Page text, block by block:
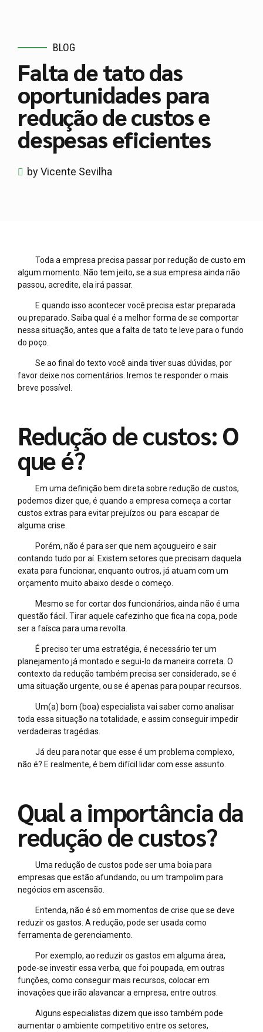
BLOG
Falta de tato das
oportunidades para
redução de custos e
despesas eficientes
by Vicente Sevilha
Toda a empresa precisa passar por redução de custo em
algum momento. Não tem jeito, se a sua empresa ainda não
passou, acredite, ela irá passar.
E quando isso acontecer você precisa estar preparada
ou preparado. Saiba qual é a melhor forma de se comportar
nessa situação, antes que a falta de tato te leve para o fundo
do poço.
Se ao final do texto você ainda tiver suas dúvidas, por
favor deixe nos comentários. Iremos te responder o mais
breve possível.
Redução de custos: O
que é?
Em uma definição bem direta sobre redução de custos,
podemos dizer que, é quando a empresa começa a cortar
custos extras para evitar prejuízos ou para escapar de
alguma crise.
Porém, não é para ser que nem açougueiro e sair
contando tudo por aí. Existem setores que precisam daquela
exata para funcionar, enquanto outros, já atuam com um
orçamento muito abaixo desde o começo.
Mesmo se for cortar dos funcionários, ainda não é uma
questão fácil. Tirar aquele cafezinho que fica na copa, pode
ser a faísca para uma revolta.
É preciso ter uma estratégia, é necessário ter um
planejamento já montado e segui-lo da maneira correta. O
contexto da redução também precisa ser considerado, se é
uma situação urgente, ou se é apenas para poupar recursos.
Um(a) bom (boa) especialista vai saber como analisar
toda essa situação na totalidade, e assim conseguir impedir
verdadeiras tragédias.
Já deu para notar que esse é um problema complexo,
não é? E realmente, é bem difícil lidar com esse assunto.
Qual a importância da
redução de custos?
Uma redução de custos pode ser uma boia para
empresas que estão afundando, ou um trampolim para
negócios em ascensão.
Entenda, não é só em momentos de crise que se deve
reduzir os gastos. A redução, pode ser usada como
ferramenta de gerenciamento.
Por exemplo, ao reduzir os gastos em alguma área,
pode-se investir essa verba, que foi poupada, em outras
funções, como conseguir mais recursos, colocar em
inovações que irão alavancar a empresa, entre outros.
Alguns especialistas dizem que isso também pode
aumentar o ambiente competitivo entre os setores,